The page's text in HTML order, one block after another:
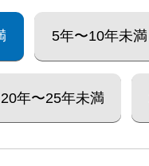
5年〜10年未満
20年〜25年未満